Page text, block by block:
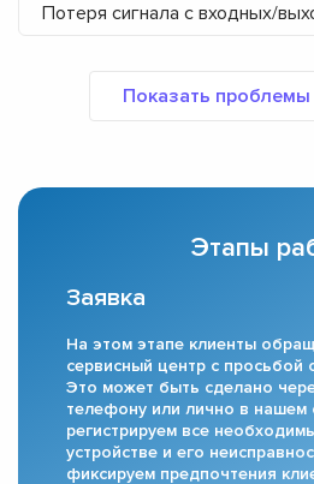
Потеря сигнала с входных/
Этапы
Заявка
На этом этапе клиенты
сервисный центр с просьбой
Это может быть сделано
телефону или лично в
регистрируем все
устройстве и его
фиксируем предпочтения